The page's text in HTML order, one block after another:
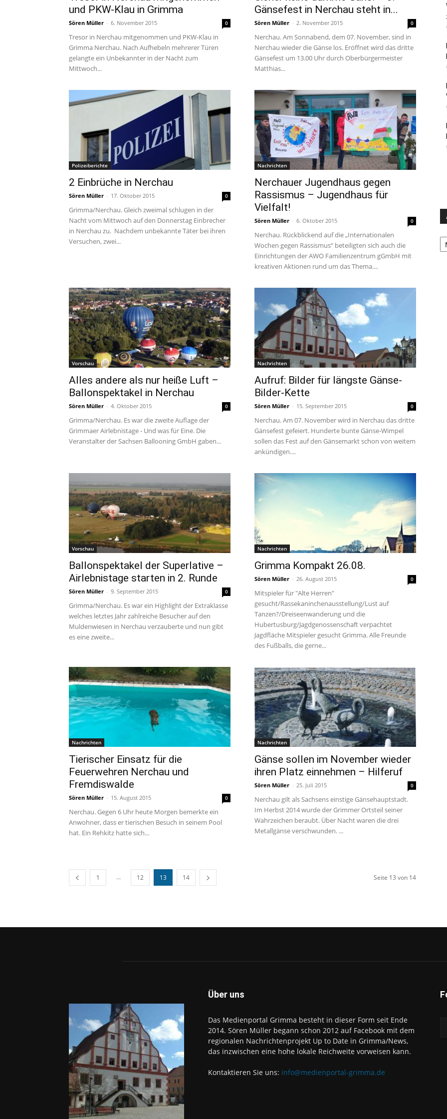
und PKW-Klau in Grimma
Sören Müller - 6. November 2015 0
Tresor in Nerchau mitgenommen und PKW-Klau in
Grimma Nerchau. Nach Aufhebeln mehrerer Türen
gelangte ein Unbekannter in der Nacht zum
Mittwoch...
Gänsefest in Nerchau steht in...
Sören Müller - 2. November 2015 0
Nerchau. Am Sonnabend, dem 07. November, sind in
Nerchau wieder die Gänse los. Eröffnet wird das dritte
Gänsefest um 13.00 Uhr durch Oberbürgermeister
Matthias...
Polizeiberichte
2 Einbrüche in Nerchau
Sören Müller - 17. Oktober 2015 0
Grimma/Nerchau. Gleich zweimal schlugen in der
Nacht vom Mittwoch auf den Donnerstag Einbrecher
in Nerchau zu. Nachdem unbekannte Täter bei ihren
Versuchen, zwei...
Nachrichten
Nerchauer Jugendhaus gegen
Rassismus – Jugendhaus für
Vielfalt!
Sören Müller - 6. Oktober 2015 0
Nerchau. Rückblickend auf die „Internationalen
Wochen gegen Rassismus“ beteiligten sich auch die
Einrichtungen der AWO Familienzentrum gGmbH mit
kreativen Aktionen rund um das Thema....
Vorschau
Alles andere als nur heiße Luft –
Ballonspektakel in Nerchau
Sören Müller - 4. Oktober 2015 0
Grimma/Nerchau. Es war die zweite Auflage der
Grimmaer Airlebnistage - Und was für Eine. Die
Veranstalter der Sachsen Ballooning GmbH gaben...
Nachrichten
Aufruf: Bilder für längste Gänse-
Bilder-Kette
Sören Müller - 15. September 2015 0
Nerchau. Am 07. November wird in Nerchau das dritte
Gänsefest gefeiert. Hunderte bunte Gänse-Wimpel
sollen das Fest auf den Gänsemarkt schon von weitem
ankündigen....
Vorschau
Ballonspektakel der Superlative –
Airlebnistage starten in 2. Runde
Sören Müller - 9. September 2015 0
Grimma/Nerchau. Es war ein Highlight der Extraklasse
welches letztes Jahr zahlreiche Besucher auf den
Muldenwiesen in Nerchau verzauberte und nun gibt
es eine zweite...
Nachrichten
Grimma Kompakt 26.08.
Sören Müller - 26. August 2015 0
Mitspieler für "Alte Herren"
gesucht/Rassekaninchenausstellung/Lust auf
Tanzen?/Dreiseenwanderung und die
Hubertusburg/Jagdgenossenschaft verpachtet
Jagdfläche Mitspieler gesucht Grimma. Alle Freunde
des Fußballs, die gerne...
Nachrichten
Tierischer Einsatz für die
Feuerwehren Nerchau und
Fremdiswalde
Sören Müller - 15. August 2015 0
Nerchau. Gegen 6 Uhr heute Morgen bemerkte ein
Anwohner, dass er tierischen Besuch in seinem Pool
hat. Ein Rehkitz hatte sich...
Nachrichten
Gänse sollen im November wieder
ihren Platz einnehmen – Hilferuf
Sören Müller - 25. Juli 2015 0
Nerchau gilt als Sachsens einstige Gänsehauptstadt.
Im Herbst 2014 wurde der Grimmer Ortsteil seiner
Wahrzeichen beraubt. Über Nacht waren die drei
Metallgänse verschwunden. ...
1 ... 12 13 14 Seite 13 von 14
Über uns
Das Medienportal Grimma besteht in dieser Form seit Ende
2014. Sören Müller begann schon 2012 auf Facebook mit dem
regionalen Nachrichtenprojekt Up to Date in Grimma/News,
das inzwischen eine hohe lokale Reichweite vorweisen kann.
Kontaktieren Sie uns: info@medienportal-grimma.de